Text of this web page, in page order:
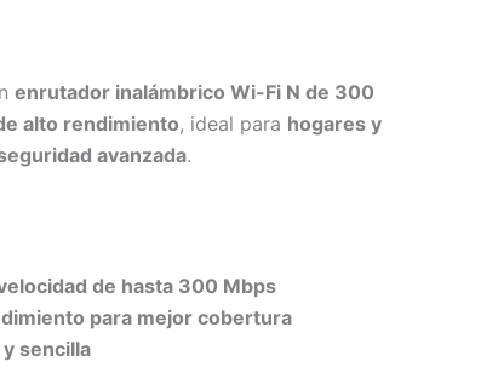
enrutador inalámbrico Wi-Fi N de 300
alto rendimiento, ideal para hogares y
avanzada.
de hasta 300 Mbps
para mejor cobertura
sencilla